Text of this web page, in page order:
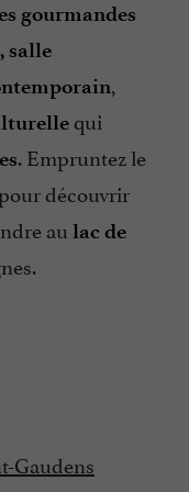
gourmandes
salle
,
qui
. Empruntez le
découvrir
au lac de
Gaudens